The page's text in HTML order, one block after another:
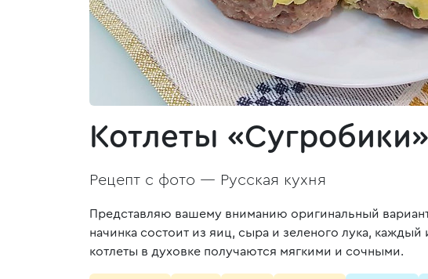
Котлеты «Сугробики»
Рецепт с фото — Русская кухня
Представляю вашему вниманию оригинальный вариант
начинка состоит из яиц, сыра и зеленого лука,
котлеты в духовке получаются мягкими и сочными.